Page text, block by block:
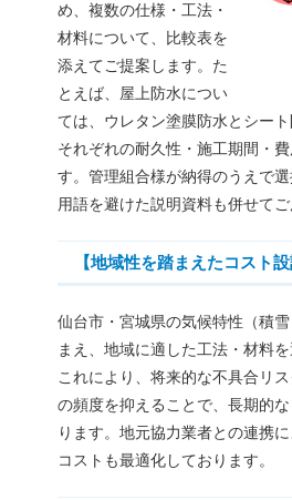
め、複数の仕様・工法・
材料について、比較表を
添えてご提案します。た
とえば、屋上防水につい
ては、ウレタン塗膜防水とシート
それぞれの耐久性・施工期間・
す。管理組合様が納得のうえで
用語を避けた説明資料も併せてご
【地域性を踏まえたコスト設
仙台市・宮城県の気候特性（積
まえ、地域に適した工法・材料を
これにより、将来的な不具合リ
の頻度を抑えることで、長期的
ります。地元協力業者との連携
コストも最適化しております。